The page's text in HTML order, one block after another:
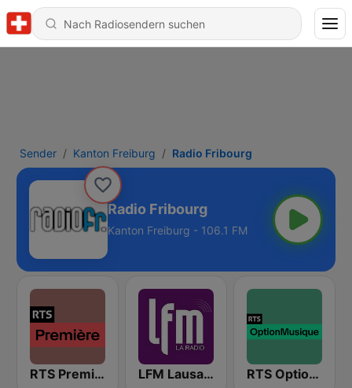
Sender Kanton Freiburg Radio Fribourg
Radio Fribourg
Kanton Freiburg - 106.1 FM
RTS Première LFM Lausanne FM RTS Option Musique